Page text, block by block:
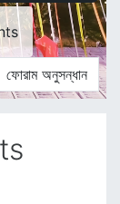
ফোরাম অনুসন্ধান